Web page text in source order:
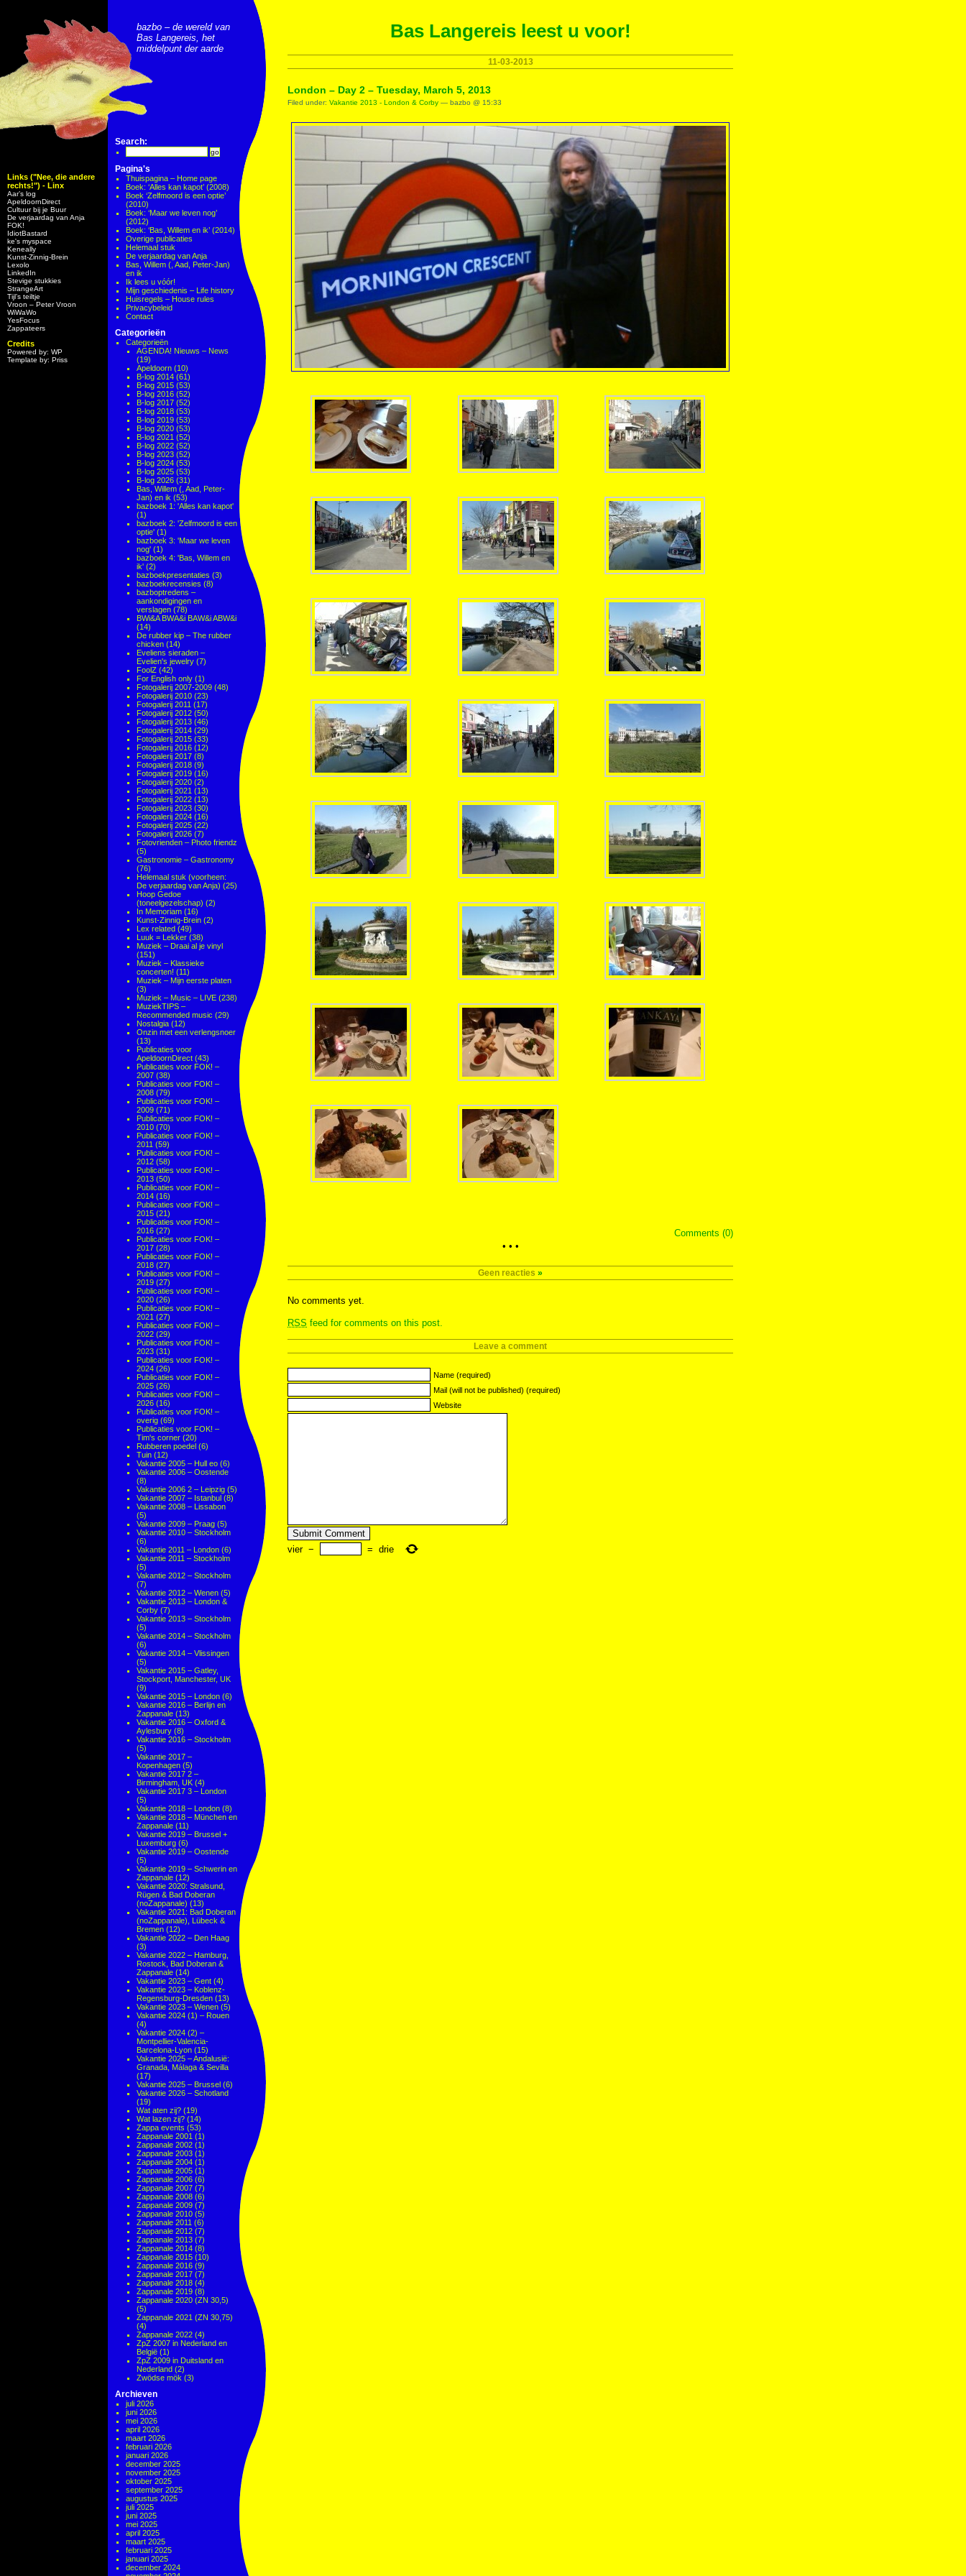
Links ("Nee, die andere
rechts!") - Linx
Aar’s log
ApeldoornDirect
Cultuur bij je Buur
De verjaardag van Anja
FOK!
IdiotBastard
ke's myspace
Keneally
Kunst-Zinnig-Brein
Lexolo
LinkedIn
Stevige stukkies
StrangeArt
Tijl’s teiltje
Vroon – Peter Vroon
WiWaWo
YesFocus
Zappateers
Credits
Powered by: WP
Template by: Priss
bazbo – de wereld van
Bas Langereis, het
middelpunt der aarde
Search:
Pagina's
Thuispagina – Home page
Boek: ‘Alles kan kapot’ (2008)
Boek ‘Zelfmoord is een optie’
(2010)
Boek: ‘Maar we leven nog’
(2012)
Boek: ‘Bas, Willem en ik’ (2014)
Overige publicaties
Helemaal stuk
De verjaardag van Anja
Bas, Willem (, Aad, Peter-Jan)
en ik
Ik lees u vóór!
Mijn geschiedenis – Life history
Huisregels – House rules
Privacybeleid
Contact
Categorieën
Categorieën
AGENDA! Nieuws – News
(19)
Apeldoorn (10)
B-log 2014 (61)
B-log 2015 (53)
B-log 2016 (52)
B-log 2017 (52)
B-log 2018 (53)
B-log 2019 (53)
B-log 2020 (53)
B-log 2021 (52)
B-log 2022 (52)
B-log 2023 (52)
B-log 2024 (53)
B-log 2025 (53)
B-log 2026 (31)
Bas, Willem (, Aad, Peter-
Jan) en ik (53)
bazboek 1: 'Alles kan kapot'
(1)
bazboek 2: 'Zelfmoord is een
optie' (1)
bazboek 3: 'Maar we leven
nog' (1)
bazboek 4: 'Bas, Willem en
ik' (2)
bazboekpresentaties (3)
bazboekrecensies (8)
bazboptredens –
aankondigingen en
verslagen (78)
BWi&A BWA&i BAW&i ABW&i
(14)
De rubber kip – The rubber
chicken (14)
Eveliens sieraden –
Evelien's jewelry (7)
FoolZ (42)
For English only (1)
Fotogalerij 2007-2009 (48)
Fotogalerij 2010 (23)
Fotogalerij 2011 (17)
Fotogalerij 2012 (50)
Fotogalerij 2013 (46)
Fotogalerij 2014 (29)
Fotogalerij 2015 (33)
Fotogalerij 2016 (12)
Fotogalerij 2017 (8)
Fotogalerij 2018 (9)
Fotogalerij 2019 (16)
Fotogalerij 2020 (2)
Fotogalerij 2021 (13)
Fotogalerij 2022 (13)
Fotogalerij 2023 (30)
Fotogalerij 2024 (16)
Fotogalerij 2025 (22)
Fotogalerij 2026 (7)
Fotovrienden – Photo friendz
(5)
Gastronomie – Gastronomy
(76)
Helemaal stuk (voorheen:
De verjaardag van Anja) (25)
Hoop Gedoe
(toneelgezelschap) (2)
In Memoriam (16)
Kunst-Zinnig-Brein (2)
Lex related (49)
Luuk = Lekker (38)
Muziek – Draai al je vinyl
(151)
Muziek – Klassieke
concerten! (11)
Muziek – Mijn eerste platen
(3)
Muziek – Music – LIVE (238)
MuziekTIPS –
Recommended music (29)
Nostalgia (12)
Onzin met een verlengsnoer
(13)
Publicaties voor
ApeldoornDirect (43)
Publicaties voor FOK! –
2007 (38)
Publicaties voor FOK! –
2008 (79)
Publicaties voor FOK! –
2009 (71)
Publicaties voor FOK! –
2010 (70)
Publicaties voor FOK! –
2011 (59)
Publicaties voor FOK! –
2012 (58)
Publicaties voor FOK! –
2013 (50)
Publicaties voor FOK! –
2014 (16)
Publicaties voor FOK! –
2015 (21)
Publicaties voor FOK! –
2016 (27)
Publicaties voor FOK! –
2017 (28)
Publicaties voor FOK! –
2018 (27)
Publicaties voor FOK! –
2019 (27)
Publicaties voor FOK! –
2020 (26)
Publicaties voor FOK! –
2021 (27)
Publicaties voor FOK! –
2022 (29)
Publicaties voor FOK! –
2023 (31)
Publicaties voor FOK! –
2024 (26)
Publicaties voor FOK! –
2025 (26)
Publicaties voor FOK! –
2026 (16)
Publicaties voor FOK! –
overig (69)
Publicaties voor FOK! –
Tim's corner (20)
Rubberen poedel (6)
Tuin (12)
Vakantie 2005 – Hull eo (6)
Vakantie 2006 – Oostende
(8)
Vakantie 2006 2 – Leipzig (5)
Vakantie 2007 – Istanbul (8)
Vakantie 2008 – Lissabon
(5)
Vakantie 2009 – Praag (5)
Vakantie 2010 – Stockholm
(6)
Vakantie 2011 – London (6)
Vakantie 2011 – Stockholm
(5)
Vakantie 2012 – Stockholm
(7)
Vakantie 2012 – Wenen (5)
Vakantie 2013 – London &
Corby (7)
Vakantie 2013 – Stockholm
(5)
Vakantie 2014 – Stockholm
(6)
Vakantie 2014 – Vlissingen
(5)
Vakantie 2015 – Gatley,
Stockport, Manchester, UK
(9)
Vakantie 2015 – London (6)
Vakantie 2016 – Berlijn en
Zappanale (13)
Vakantie 2016 – Oxford &
Aylesbury (8)
Vakantie 2016 – Stockholm
(5)
Vakantie 2017 –
Kopenhagen (5)
Vakantie 2017 2 –
Birmingham, UK (4)
Vakantie 2017 3 – London
(5)
Vakantie 2018 – London (8)
Vakantie 2018 – München en
Zappanale (11)
Vakantie 2019 – Brussel +
Luxemburg (6)
Vakantie 2019 – Oostende
(5)
Vakantie 2019 – Schwerin en
Zappanale (12)
Vakantie 2020: Stralsund,
Rügen & Bad Doberan
(noZappanale) (13)
Vakantie 2021: Bad Doberan
(noZappanale), Lübeck &
Bremen (12)
Vakantie 2022 – Den Haag
(3)
Vakantie 2022 – Hamburg,
Rostock, Bad Doberan &
Zappanale (14)
Vakantie 2023 – Gent (4)
Vakantie 2023 – Koblenz-
Regensburg-Dresden (13)
Vakantie 2023 – Wenen (5)
Vakantie 2024 (1) – Rouen
(4)
Vakantie 2024 (2) –
Montpellier-Valencia-
Barcelona-Lyon (15)
Vakantie 2025 – Andalusië:
Granada, Málaga & Sevilla
(17)
Vakantie 2025 – Brussel (6)
Vakantie 2026 – Schotland
(19)
Wat aten zij? (19)
Wat lazen zij? (14)
Zappa events (53)
Zappanale 2001 (1)
Zappanale 2002 (1)
Zappanale 2003 (1)
Zappanale 2004 (1)
Zappanale 2005 (1)
Zappanale 2006 (6)
Zappanale 2007 (7)
Zappanale 2008 (6)
Zappanale 2009 (7)
Zappanale 2010 (5)
Zappanale 2011 (6)
Zappanale 2012 (7)
Zappanale 2013 (7)
Zappanale 2014 (8)
Zappanale 2015 (10)
Zappanale 2016 (9)
Zappanale 2017 (7)
Zappanale 2018 (4)
Zappanale 2019 (8)
Zappanale 2020 (ZN 30,5)
(5)
Zappanale 2021 (ZN 30,75)
(4)
Zappanale 2022 (4)
ZpZ 2007 in Nederland en
België (1)
ZpZ 2009 in Duitsland en
Nederland (2)
Zwödse mök (3)
Archieven
juli 2026
juni 2026
mei 2026
april 2026
maart 2026
februari 2026
januari 2026
december 2025
november 2025
oktober 2025
september 2025
augustus 2025
juli 2025
juni 2025
mei 2025
april 2025
maart 2025
februari 2025
januari 2025
december 2024
Bas Langereis leest u voor!
11-03-2013
London – Day 2 – Tuesday, March 5, 2013
Filed under: Vakantie 2013 - London & Corby — bazbo @ 15:33
Comments (0)
• • •
Geen reacties »
No comments yet.
RSS feed for comments on this post.
Leave a comment
Name (required)
Mail (will not be published) (required)
Website
vier − = drie